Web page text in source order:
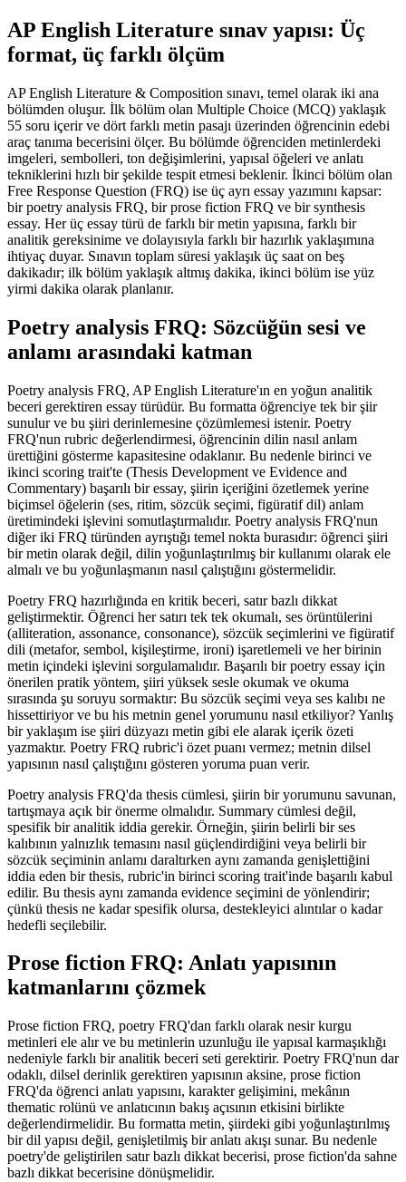
AP English Literature sınav yapısı: Üç
format, üç farklı ölçüm
AP English Literature & Composition sınavı, temel olarak iki ana
bölümden oluşur. İlk bölüm olan Multiple Choice (MCQ) yaklaşık
55 soru içerir ve dört farklı metin pasajı üzerinden öğrencinin edebi
araç tanıma becerisini ölçer. Bu bölümde öğrenciden metinlerdeki
imgeleri, sembolleri, ton değişimlerini, yapısal öğeleri ve anlatı
tekniklerini hızlı bir şekilde tespit etmesi beklenir. İkinci bölüm olan
Free Response Question (FRQ) ise üç ayrı essay yazımını kapsar:
bir poetry analysis FRQ, bir prose fiction FRQ ve bir synthesis
essay. Her üç essay türü de farklı bir metin yapısına, farklı bir
analitik gereksinime ve dolayısıyla farklı bir hazırlık yaklaşımına
ihtiyaç duyar. Sınavın toplam süresi yaklaşık üç saat on beş
dakikadır; ilk bölüm yaklaşık altmış dakika, ikinci bölüm ise yüz
yirmi dakika olarak planlanır.
Poetry analysis FRQ: Sözcüğün sesi ve
anlamı arasındaki katman
Poetry analysis FRQ, AP English Literature'ın en yoğun analitik
beceri gerektiren essay türüdür. Bu formatta öğrenciye tek bir şiir
sunulur ve bu şiiri derinlemesine çözümlemesi istenir. Poetry
FRQ'nun rubric değerlendirmesi, öğrencinin dilin nasıl anlam
ürettiğini gösterme kapasitesine odaklanır. Bu nedenle birinci ve
ikinci scoring trait'te (Thesis Development ve Evidence and
Commentary) başarılı bir essay, şiirin içeriğini özetlemek yerine
biçimsel öğelerin (ses, ritim, sözcük seçimi, figüratif dil) anlam
üretimindeki işlevini somutlaştırmalıdır. Poetry analysis FRQ'nun
diğer iki FRQ türünden ayrıştığı temel nokta burasıdır: öğrenci şiiri
bir metin olarak değil, dilin yoğunlaştırılmış bir kullanımı olarak ele
almalı ve bu yoğunlaşmanın nasıl çalıştığını göstermelidir.
Poetry FRQ hazırlığında en kritik beceri, satır bazlı dikkat
geliştirmektir. Öğrenci her satırı tek tek okumalı, ses örüntülerini
(alliteration, assonance, consonance), sözcük seçimlerini ve figüratif
dili (metafor, sembol, kişileştirme, ironi) işaretlemeli ve her birinin
metin içindeki işlevini sorgulamalıdır. Başarılı bir poetry essay için
önerilen pratik yöntem, şiiri yüksek sesle okumak ve okuma
sırasında şu soruyu sormaktır: Bu sözcük seçimi veya ses kalıbı ne
hissettiriyor ve bu his metnin genel yorumunu nasıl etkiliyor? Yanlış
bir yaklaşım ise şiiri düzyazı metin gibi ele alarak içerik özeti
yazmaktır. Poetry FRQ rubric'i özet puanı vermez; metnin dilsel
yapısının nasıl çalıştığını gösteren yoruma puan verir.
Poetry analysis FRQ'da thesis cümlesi, şiirin bir yorumunu savunan,
tartışmaya açık bir önerme olmalıdır. Summary cümlesi değil,
spesifik bir analitik iddia gerekir. Örneğin, şiirin belirli bir ses
kalıbının yalnızlık temasını nasıl güçlendirdiğini veya belirli bir
sözcük seçiminin anlamı daraltırken aynı zamanda genişlettiğini
iddia eden bir thesis, rubric'in birinci scoring trait'inde başarılı kabul
edilir. Bu thesis aynı zamanda evidence seçimini de yönlendirir;
çünkü thesis ne kadar spesifik olursa, destekleyici alıntılar o kadar
hedefli seçilebilir.
Prose fiction FRQ: Anlatı yapısının
katmanlarını çözmek
Prose fiction FRQ, poetry FRQ'dan farklı olarak nesir kurgu
metinleri ele alır ve bu metinlerin uzunluğu ile yapısal karmaşıklığı
nedeniyle farklı bir analitik beceri seti gerektirir. Poetry FRQ'nun dar
odaklı, dilsel derinlik gerektiren yapısının aksine, prose fiction
FRQ'da öğrenci anlatı yapısını, karakter gelişimini, mekânın
thematic rolünü ve anlatıcının bakış açısının etkisini birlikte
değerlendirmelidir. Bu formatta metin, şiirdeki gibi yoğunlaştırılmış
bir dil yapısı değil, genişletilmiş bir anlatı akışı sunar. Bu nedenle
poetry'de geliştirilen satır bazlı dikkat becerisi, prose fiction'da sahne
bazlı dikkat becerisine dönüşmelidir.